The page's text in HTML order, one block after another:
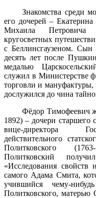
Знакомства среди
его дочерей –
Михаила Петровича
кругосветных
с Беллинсгаузеном.
десять лет после
медалью
служил в Министерстве
торговли и
дослужился до чина
Фёдор Тимофеевич
1892) – дочери старшего
вице-директора
действительного
Политковского
Политковский
«Исследования свойств
самого Адама Смита,
учившийся чему-
Политковского,